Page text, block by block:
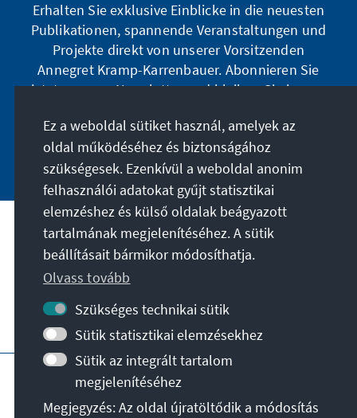
Erhalten Sie exklusive Einblicke in die neuesten
Publikationen, spannende Veranstaltungen und
Projekte direkt von unserer Vorsitzenden
Annegret Kramp-Karrenbauer. Abonnieren Sie
jetzt unseren Newsletter und bleiben Sie immer
Jetzt abonnieren
A célunk
Kapcsolat
További ajánlatok az alapítványtól
Impresszum
Adatvédelem
Felhasználási feltételek
Erklärung zur Barrierefreiheit
Barriere melden
Ez a weboldal sütiket használ, amelyek az
oldal működéséhez és biztonságához
szükségesek. Ezenkívül a weboldal anonim
felhasználói adatokat gyűjt statisztikai
elemzéshez és külső oldalak beágyazott
tartalmának megjelenítéséhez. A sütik
beállításait bármikor módosíthatja.
Olvass tovább
Szükséges technikai sütik
Sütik statisztikai elemzésekhez
Sütik az integrált tartalom
megjelenítéséhez
Megjegyzés: Az oldal újratöltődik a módosítás